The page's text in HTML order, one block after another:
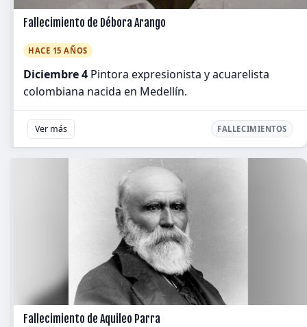
Fallecimiento de Débora Arango
HACE 15 AÑOS
Diciembre 4 Pintora expresionista y acuarelista
colombiana nacida en Medellín.
Ver más FALLECIMIENTOS
Fallecimiento de Aquileo Parra